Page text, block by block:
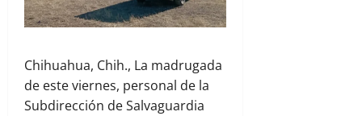
Chihuahua, Chih., La madrugada
de este viernes, personal de la
Subdirección de Salvaguardia